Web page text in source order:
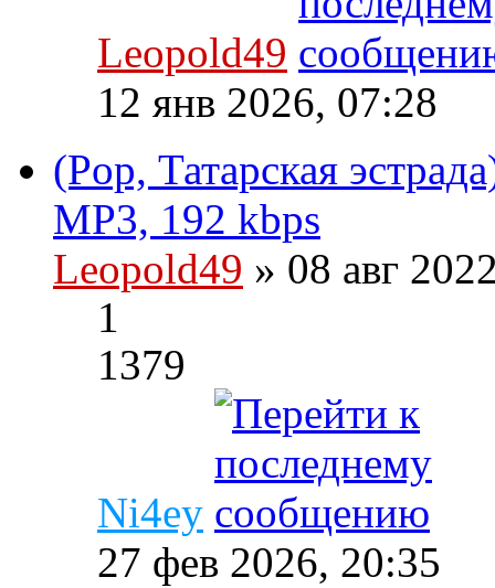
Leopold49
12 янв 2026, 07:28
(Pop, Татарская
MP3, 192 kbps
Leopold49 » 08 авг
1
1379
Ni4ey
27 фев 2026, 20:35